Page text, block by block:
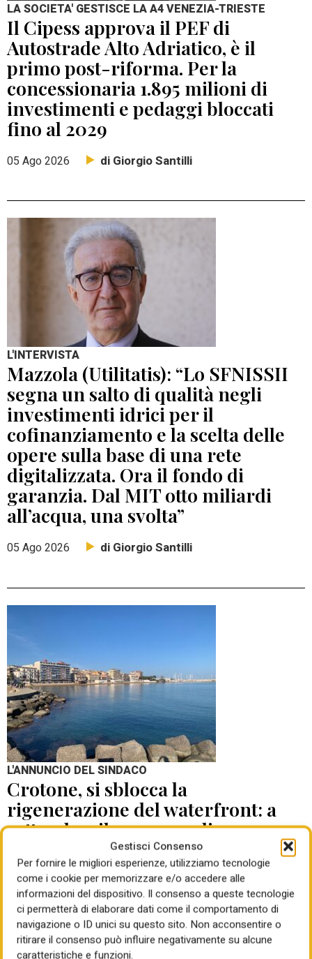
Gestisci Consenso
Per fornire le migliori esperienze, utilizziamo tecnologie
come i cookie per memorizzare e/o accedere alle
informazioni del dispositivo. Il consenso a queste tecnologie
ci permetterà di elaborare dati come il comportamento di
navigazione o ID unici su questo sito. Non acconsentire o
ritirare il consenso può influire negativamente su alcune
caratteristiche e funzioni.
LA SOCIETA' GESTISCE LA A4 VENEZIA-TRIESTE
Il Cipess approva il PEF di
Autostrade Alto Adriatico, è il
primo post-riforma. Per la
concessionaria 1.895 milioni di
investimenti e pedaggi bloccati
fino al 2029
05 Ago 2026 di Giorgio Santilli
L'INTERVISTA
Mazzola (Utilitatis): “Lo SFNISSII
segna un salto di qualità negli
investimenti idrici per il
cofinanziamento e la scelta delle
opere sulla base di una rete
digitalizzata. Ora il fondo di
garanzia. Dal MIT otto miliardi
all’acqua, una svolta”
05 Ago 2026 di Giorgio Santilli
L'ANNUNCIO DEL SINDACO
Crotone, si sblocca la
rigenerazione del waterfront: a
settembre il concorso di
progettazione
05 Ago 2026 di Mauro Giansante